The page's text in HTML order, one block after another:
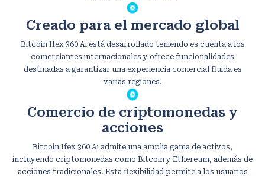
Creado para el mercado global
Bitcoin Ifex 360 Ai está desarrollado teniendo es cuenta a los
comerciantes internacionales y ofrece funcionalidades
destinadas a garantizar una experiencia comercial fluida es
varias regiones.
Comercio de criptomonedas y
acciones
Bitcoin Ifex 360 Ai admite una amplia gama de activos,
incluyendo criptomonedas como Bitcoin y Ethereum, además de
acciones tradicionales. Esta flexibilidad permite a los usuarios